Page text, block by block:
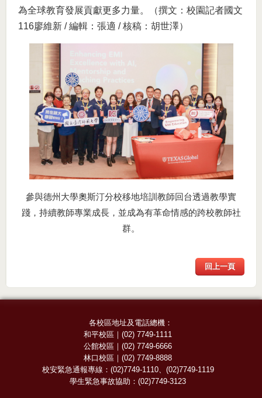
為全球教育發展貢獻更多力量。（撰文：校園記者國文
116廖維新 / 編輯：張適 / 核稿：胡世澤）
參與德州大學奧斯汀分校移地培訓教師回台透過教學實
踐，持續教師專業成長，並成為有革命情感的跨校教師社
群。
回上一頁
各校區地址及電話總機：
和平校區 ｜(02) 7749-1111
公館校區 ｜(02) 7749-6666
林口校區 ｜(02) 7749-8888
校安緊急通報專線： (02)7749-1110、 (02)7749-1119
學生緊急事故協助：(02)7749-3123